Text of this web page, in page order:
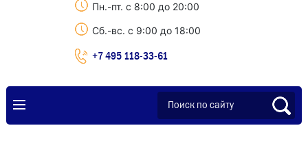
Пн.-пт. с 8:00 до 20:00
Сб.-вс. с 9:00 до 18:00
+7 495 118-33-61